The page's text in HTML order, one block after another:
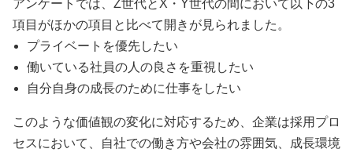
アンケートでは、Z世代とX・Y世代の間において以下の3
項目がほかの項目と比べて開きが見られました。
プライベートを優先したい
働いている社員の人の良さを重視したい
自分自身の成長のために仕事をしたい
このような価値観の変化に対応するため、企業は採用プロ
セスにおいて、自社での働き方や会社の雰囲気、成長環境